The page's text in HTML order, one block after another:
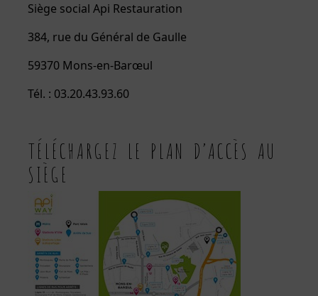
Siège social Api Restauration
384, rue du Général de Gaulle
59370 Mons-en-Barœul
Tél. : 03.20.43.93.60
TÉLÉCHARGEZ LE PLAN D’ACCÈS AU
SIÈGE